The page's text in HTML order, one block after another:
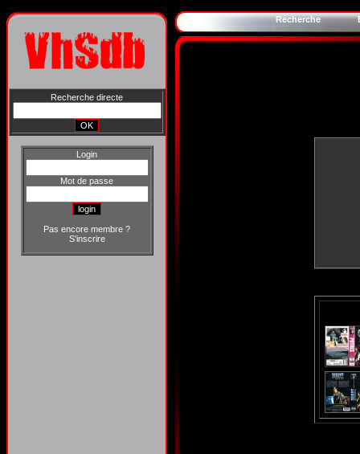
Recherche directe
Login
Mot de passe
Pas encore membre ?
S'inscrire
Recherche